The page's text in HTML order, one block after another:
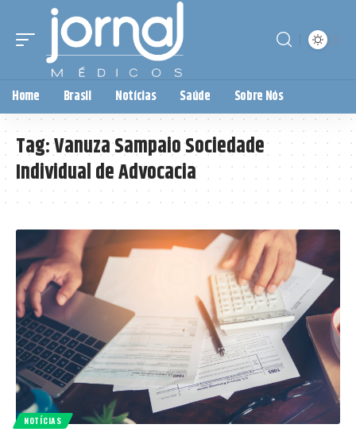
Home Brasil Notícias Saúde Sobre Nós
Tag:Vanuza Sampaio Sociedade
Individual de Advocacia
NOTÍCIAS